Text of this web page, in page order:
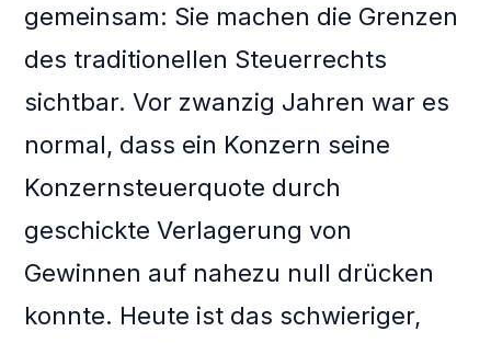
gemeinsam: Sie machen die Grenzen
des traditionellen Steuerrechts
sichtbar. Vor zwanzig Jahren war es
normal, dass ein Konzern seine
Konzernsteuerquote durch
geschickte Verlagerung von
Gewinnen auf nahezu null drücken
konnte. Heute ist das schwieriger,